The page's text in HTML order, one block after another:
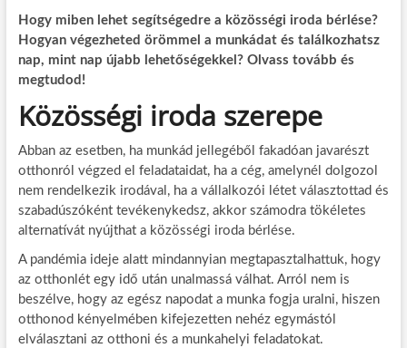
Hogy miben lehet segítségedre a közösségi iroda bérlése?
Hogyan végezheted örömmel a munkádat és találkozhatsz
nap, mint nap újabb lehetőségekkel? Olvass tovább és
megtudod!
Közösségi iroda szerepe
Abban az esetben, ha munkád jellegéből fakadóan javarészt
otthonról végzed el feladataidat, ha a cég, amelynél dolgozol
nem rendelkezik irodával, ha a vállalkozói létet választottad és
szabadúszóként tevékenykedsz, akkor számodra tökéletes
alternatívát nyújthat a közösségi iroda bérlése.
A pandémia ideje alatt mindannyian megtapasztalhattuk, hogy
az otthonlét egy idő után unalmassá válhat. Arról nem is
beszélve, hogy az egész napodat a munka fogja uralni, hiszen
otthonod kényelmében kifejezetten nehéz egymástól
elválasztani az otthoni és a munkahelyi feladatokat.